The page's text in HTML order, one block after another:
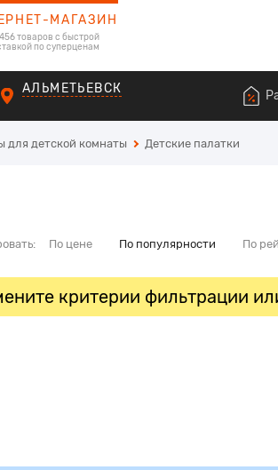
МАГАЗИН
товаров с быстрой
по суперценам
АЛЬМЕТЬЕВСК
для детской комнаты Детские палатки
По цене По популярности По
критерии фильтрации